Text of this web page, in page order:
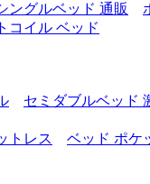
ングルベッド 通販
コイル ベッド
セミダブルベッド
トレス
ベッド ポケ